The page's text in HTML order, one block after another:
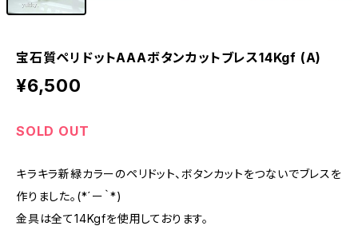
宝石質ペリドットAAAボタンカットブレス14Kgf (A)
¥6,500
SOLD OUT
キラキラ新緑カラーのペリドット、ボタンカットをつないでブレスを
作りました。(*´ー｀*)
金具は全て14Kgfを使用しております。